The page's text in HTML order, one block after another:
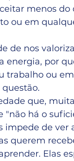
menos do
ou em
de nos
energia, por
trabalho ou
que,
"não há o
impede de ver
querem
Elas